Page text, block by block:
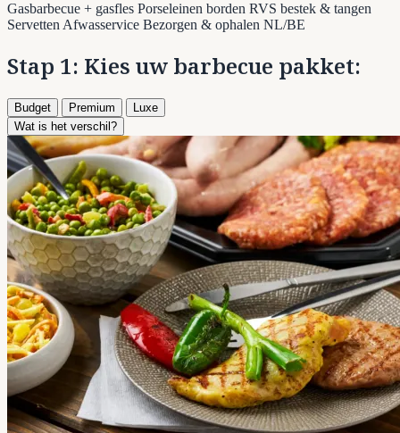
Gasbarbecue + gasfles Porseleinen borden RVS bestek & tangen
ServettenAfwasservice Bezorgen & ophalen NL/BE
Stap 1: Kies uw barbecue pakket:
Budget Premium
Luxe
Wat is het verschil?